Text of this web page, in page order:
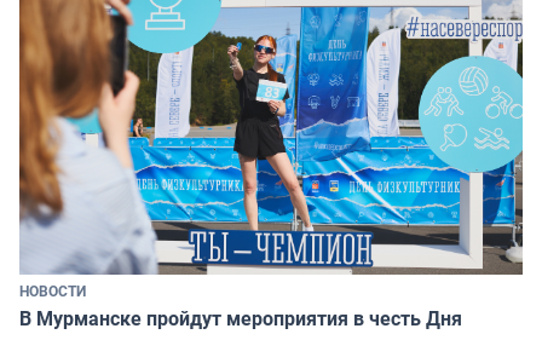
НОВОСТИ
В Мурманске пройдут мероприятия в честь Дня